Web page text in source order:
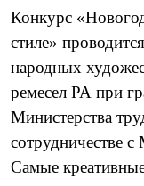
Конкурс
стиле»
народных
ремесел РА при
Министерства
сотрудничестве с
Самые